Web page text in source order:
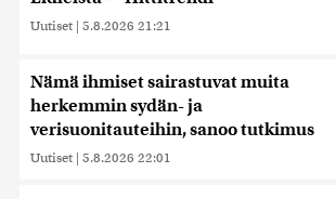
Uutiset | 5.8.2026 21:21
Nämä ihmiset sairastuvat muita
herkemmin sydän- ja
verisuonitauteihin, sanoo tutkimus
Uutiset | 5.8.2026 22:01